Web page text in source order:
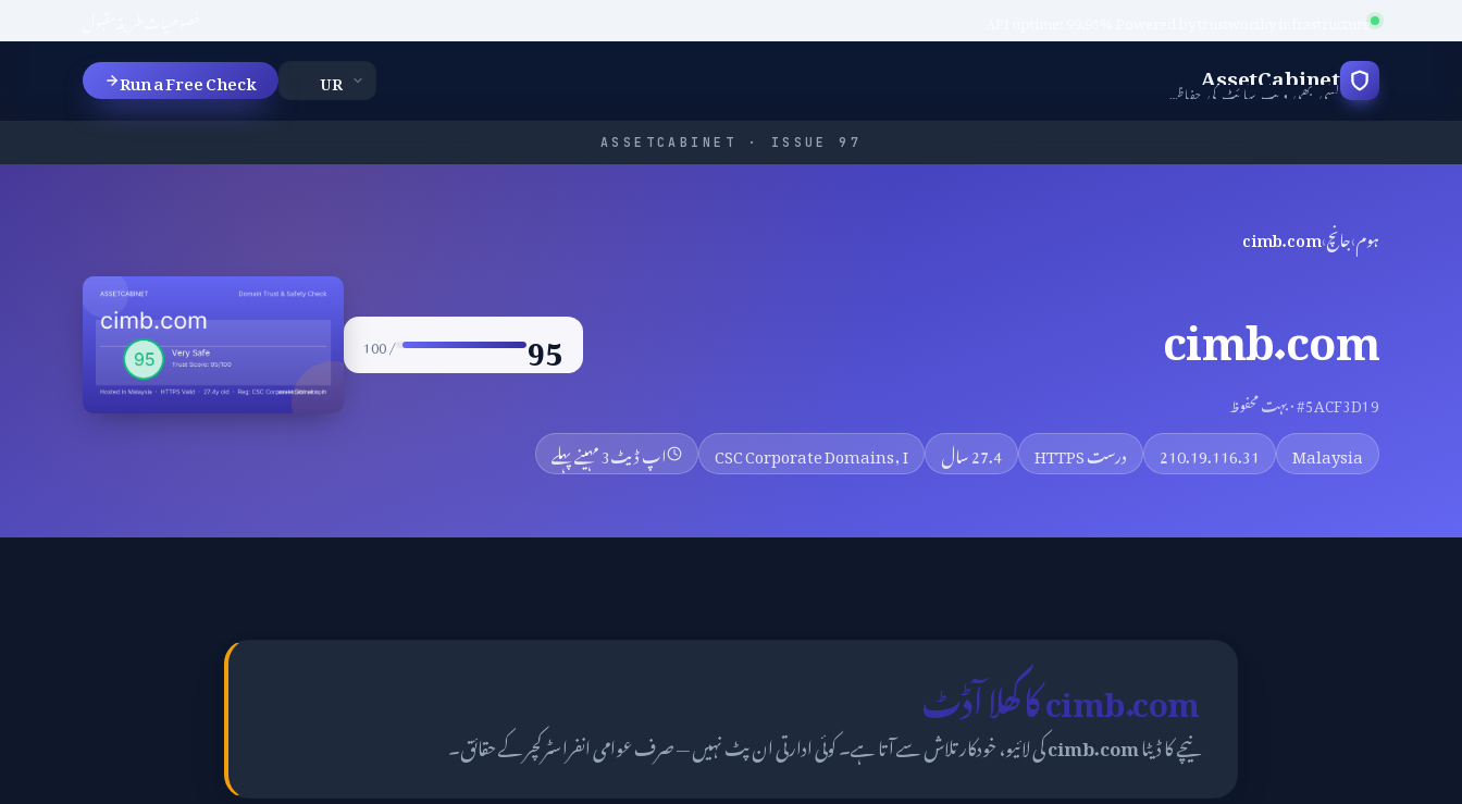
Powered by trustworthy infrastructure
AssetCabinet کسی بھی ویب سائٹ کی حفاظت کی جانچ کریں Run a Free Check
ASSETCABINET · ISSUE 97
ہوم›جانچ›
cimb.com
cimb.com
#5ACF3D19 · بہت محفوظ
95
/ 100
Malaysia
210.19.116.31 درست HTTPS 27.4 سال CSC Corporate Domains, I اپ ڈیٹ3 مہینے پہلے
cimb.com کا کھلا آڈٹ
نیچے کا ڈیٹاcimb.comکی لائیو، خودکار تلاش سے آتا ہے۔ کوئی ادارتی ان پٹ نہیں — صرف عوامی انفراسٹرکچر کے حقائق۔